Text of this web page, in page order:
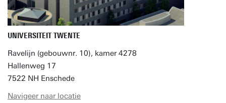
UNIVERSITEIT TWENTE
Ravelijn (gebouwnr. 10), kamer 4278
Hallenweg 17
7522 NH Enschede
Navigeer naar locatie